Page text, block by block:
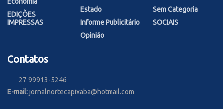
EDIÇÕES
IMPRESSAS
Estado
Informe Publicitário
Opinião
Sem Categoria
SOCIAIS
Contatos
27 99913-5246
E-mail:jornalnortecapixaba@hotmail.com